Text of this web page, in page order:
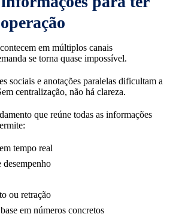
em múltiplos canais
se torna quase impossível.
sociais e anotações paralelas dificultam a
centralização, não há clareza.
que reúne todas as informações
tempo real
ou retração
em números concretos